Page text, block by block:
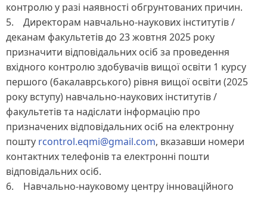
контролю у разі наявності обгрунтованих причин.
5. Директорам навчально-наукових інститутів /
деканам факультетів до 23 жовтня 2025 року
призначити відповідальних осіб за проведення
вхідного контролю здобувачів вищої освіти 1 курсу
першого (бакалаврського) рівня вищої освіти (2025
року вступу) навчально-наукових інститутів /
факультетів та надіслати інформацію про
призначених відповідальних осіб на електронну
пошту rcontrol.eqmi@gmail.com, вказавши номери
контактних телефонів та електронні пошти
відповідальних осіб.
6. Навчально-науковому центру інноваційного